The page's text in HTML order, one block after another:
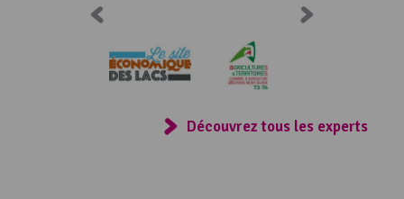
Consulter
Découvrez tous les experts